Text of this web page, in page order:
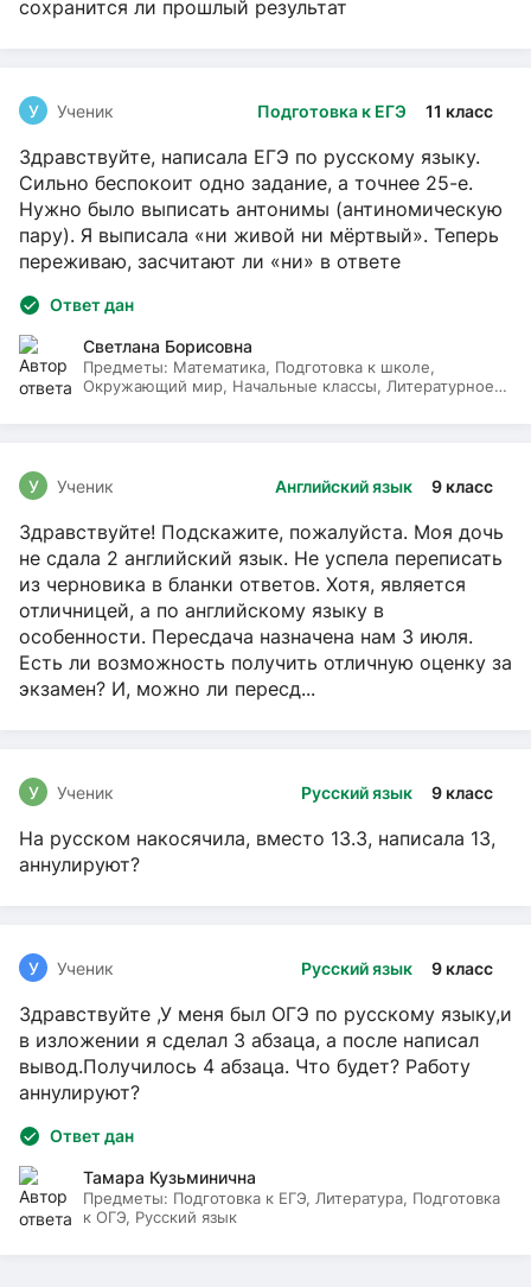
сохранится ли прошлый результат
Подготовка к ЕГЭ 11 класс
У Ученик
Здравствуйте, написала ЕГЭ по русскому языку.
Сильно беспокоит одно задание, а точнее 25-е.
Нужно было выписать антонимы (антиномическую
пару). Я выписала «ни живой ни мёртвый». Теперь
переживаю, засчитают ли «ни» в ответе
Ответ дан
Светлана Борисовна
Предметы: Математика, Подготовка к школе,
Окружающий мир, Начальные классы, Литературное
Английский язык 9 класс
У Ученик
Здравствуйте! Подскажите, пожалуйста. Моя дочь
не сдала 2 английский язык. Не успела переписать
из черновика в бланки ответов. Хотя, является
отличницей, а по английскому языку в
особенности. Пересдача назначена нам 3 июля.
Есть ли возможность получить отличную оценку за
экзамен? И, можно ли пересд...
Русский язык 9 класс
У Ученик
На русском накосячила, вместо 13.3, написала 13,
аннулируют?
Русский язык 9 класс
У Ученик
Здравствуйте ,У меня был ОГЭ по русскому языку,и
в изложении я сделал 3 абзаца, а после написал
вывод.Получилось 4 абзаца. Что будет? Работу
аннулируют?
Ответ дан
Тамара Кузьминична
Предметы: Подготовка к ЕГЭ, Литература, Подготовка
к ОГЭ, Русский язык